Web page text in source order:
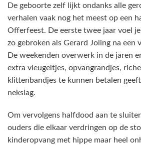
De geboorte zelf lijkt ondanks alle
verhalen vaak nog het meest op een
Offerfeest. De eerste twee jaar voel
zo gebroken als Gerard Joling na een
De weekenden overwerk in de jaren
extra vleugeltjes, opvangrandjes,
klittenbandjes te kunnen betalen
nekslag.
Om vervolgens halfdood aan te
ouders die elkaar verdringen op de
kinderopvang met hippe maar heel